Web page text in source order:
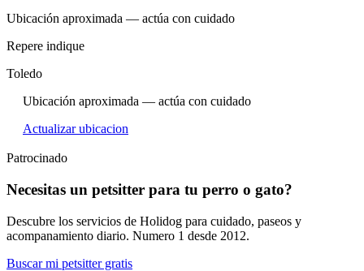
Ubicación aproximada — actúa con cuidado
Repere indique
Toledo
Ubicación aproximada — actúa con cuidado
Actualizar ubicacion
Patrocinado
Necesitas un petsitter para tu perro o gato?
Descubre los servicios de Holidog para cuidado, paseos y
acompanamiento diario. Numero 1 desde 2012.
Buscar mi petsitter gratis